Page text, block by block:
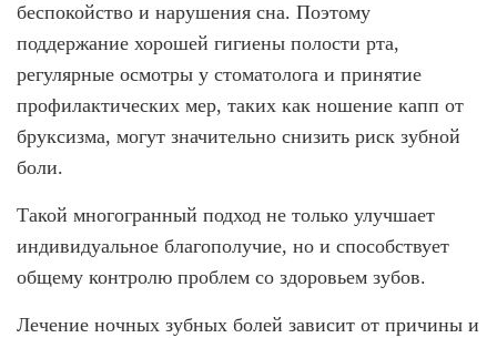
беспокойство и нарушения сна. Поэтому
поддержание хорошей гигиены полости рта,
регулярные осмотры у стоматолога и принятие
профилактических мер, таких как ношение капп от
бруксизма, могут значительно снизить риск зубной
боли.
Такой многогранный подход не только улучшает
индивидуальное благополучие, но и способствует
общему контролю проблем со здоровьем зубов.
Лечение ночных зубных болей зависит от причины и